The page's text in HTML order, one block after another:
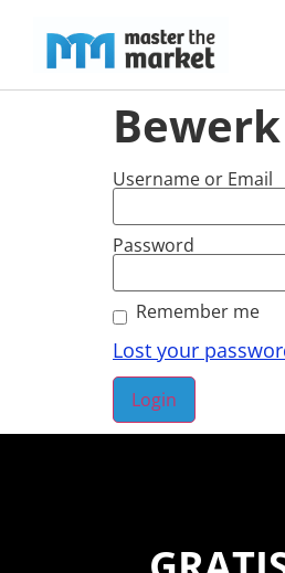
Username or Email
Password
Remember me
Lost your